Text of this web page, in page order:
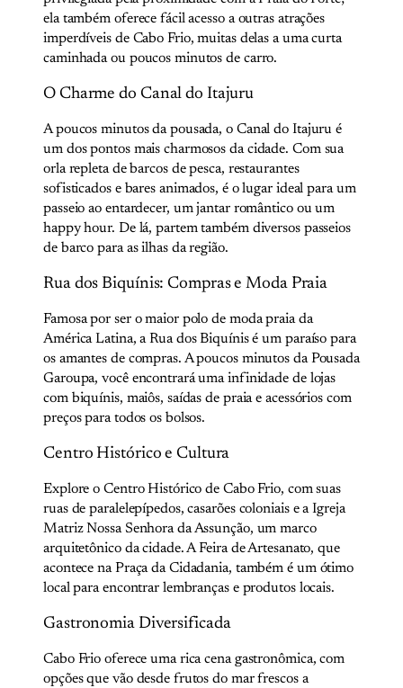
ela também oferece fácil acesso a outras atrações
imperdíveis de Cabo Frio, muitas delas a uma curta
caminhada ou poucos minutos de carro.
O Charme do Canal do Itajuru
A poucos minutos da pousada, o Canal do Itajuru é
um dos pontos mais charmosos da cidade. Com sua
orla repleta de barcos de pesca, restaurantes
sofisticados e bares animados, é o lugar ideal para um
passeio ao entardecer, um jantar romântico ou um
happy hour. De lá, partem também diversos passeios
de barco para as ilhas da região.
Rua dos Biquínis: Compras e Moda Praia
Famosa por ser o maior polo de moda praia da
América Latina, a Rua dos Biquínis é um paraíso para
os amantes de compras. A poucos minutos da Pousada
Garoupa, você encontrará uma infinidade de lojas
com biquínis, maiôs, saídas de praia e acessórios com
preços para todos os bolsos.
Centro Histórico e Cultura
Explore o Centro Histórico de Cabo Frio, com suas
ruas de paralelepípedos, casarões coloniais e a Igreja
Matriz Nossa Senhora da Assunção, um marco
arquitetônico da cidade. A Feira de Artesanato, que
acontece na Praça da Cidadania, também é um ótimo
local para encontrar lembranças e produtos locais.
Gastronomia Diversificada
Cabo Frio oferece uma rica cena gastronômica, com
opções que vão desde frutos do mar frescos a